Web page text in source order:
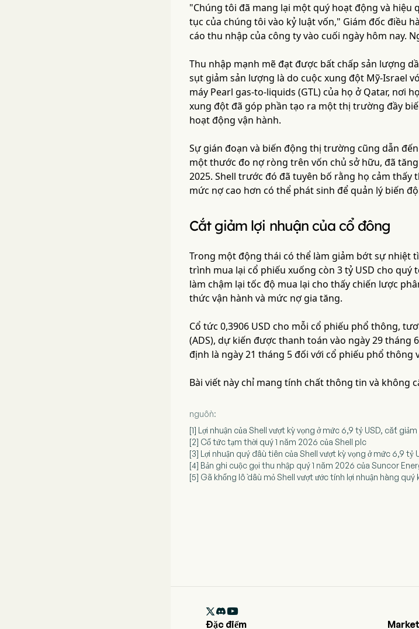
"Chúng tôi đã mang lại một quý hoạt động và
tục của chúng tôi vào kỷ luật vốn," Giám đốc điều
cáo thu nhập của công ty vào cuối ngày hôm nay.
Thu nhập mạnh mẽ đạt được bất chấp sản lượng
sụt giảm sản lượng là do cuộc xung đột Mỹ-Israel
máy Pearl gas-to-liquids (GTL) của họ ở Qatar, nơi
xung đột đã góp phần tạo ra một thị trường đầy
hoạt động vận hành.
Sự gián đoạn và biến động thị trường cũng dẫn
một thước đo nợ ròng trên vốn chủ sở hữu, đã
2025. Shell trước đó đã tuyên bố rằng họ cảm
mức nợ cao hơn có thể phát sinh để quản lý biến
Cắt giảm lợi nhuận của cổ đông
Trong một động thái có thể làm giảm bớt sự nhiệt
trình mua lại cổ phiếu xuống còn 3 tỷ USD cho quý
làm chậm lại tốc độ mua lại cho thấy chiến lược
thức vận hành và mức nợ gia tăng.
Cổ tức 0,3906 USD cho mỗi cổ phiếu phổ thông,
(ADS), dự kiến được thanh toán vào ngày 29
định là ngày 21 tháng 5 đối với cổ phiếu phổ thông
Bài viết này chỉ mang tính chất thông tin và không
nguồn:
[1] Lợi nhuận của Shell vượt kỳ vọng ở mức 6,9 tỷ USD, cắt
[2] Cổ tức tạm thời quý 1 năm 2026 của Shell plc
[3] Lợi nhuận quý đầu tiên của Shell vượt kỳ vọng ở mức 6,9 tỷ
[4] Bản ghi cuộc gọi thu nhập quý 1 năm 2026 của Suncor
[5] Gã khổng lồ dầu mỏ Shell vượt ước tính lợi nhuận hàng

Đặc điểm